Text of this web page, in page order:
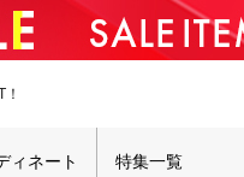
ィネート 特集一覧